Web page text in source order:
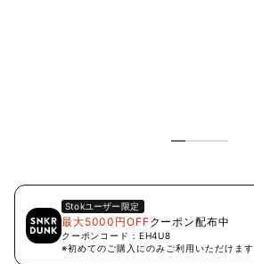
Stokユーザー限定
最大5000円OFFクーポン配布中
クーポンコード： EH4U8
※初めてのご購入にのみご利用いただけます